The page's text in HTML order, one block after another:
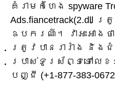
គំរាមកំហែង spyware
Ads.fiancetrack(2.dll
ឧបករណ៍។ វាអះអាង
ត្រូវបានរារាំង និ
ប្រាស់ទូរស័ព្ទទៅលេ
បញ្ជី (+1-877-383-